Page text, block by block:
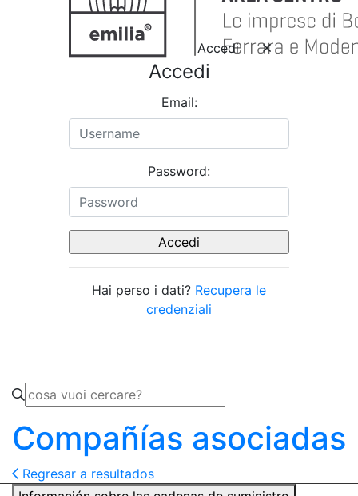
Accedi
Accedi
Email:
Password:
Hai perso i dati? Recupera le
credenziali
Compañías asociadas
Regresar a resultados